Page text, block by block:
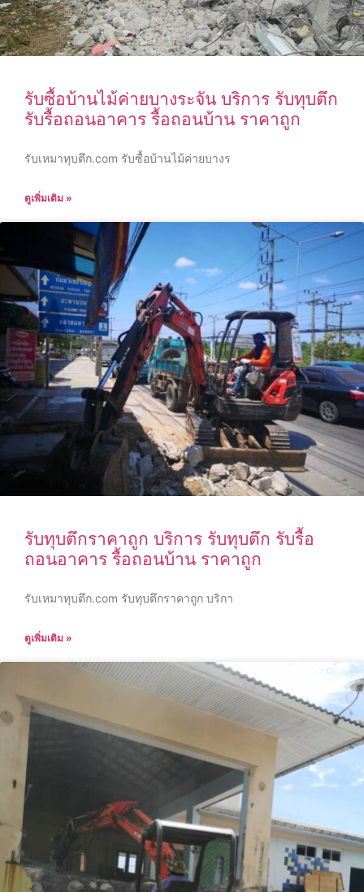
รับซื้อบ้านไม้ค่ายบางระจัน บริการ รับทุบตึก
รับรื้อถอนอาคาร รื้อถอนบ้าน ราคาถูก
รับเหมาทุบตึก.com รับซื้อบ้านไม้ค่ายบางร
ดูเพิ่มเติม »
รับทุบตึกราคาถูก บริการ รับทุบตึก รับรื้อ
ถอนอาคาร รื้อถอนบ้าน ราคาถูก
รับเหมาทุบตึก.com รับทุบตึกราคาถูก บริกา
ดูเพิ่มเติม »